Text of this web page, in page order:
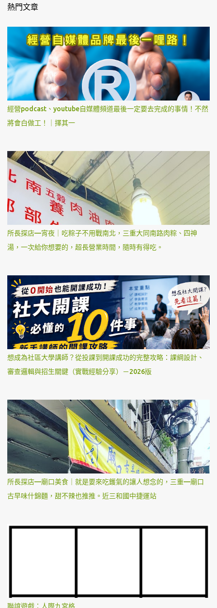
熱門文章
經營podcast、youtube自媒體頻道最後一定要去完成的事情！不然
將會白做工！｜擇其一
所長探店—宵夜｜吃粽子不用戰南北，三重大同南路肉粽、四神
湯，一次給你想要的，超長營業時間，隨時有得吃。
想成為社區大學講師？從投課到開課成功的完整攻略：課綱設計、
審查邏輯與招生關鍵（實戰經驗分享）－2026版
所長探店—廟口美食｜就是要來吃鑊氣的讓人想念的，三重—廟口
古早味什錦麵，甜不辣也推推。近三和國中捷運站
聯誼遊戲：人際九宮格